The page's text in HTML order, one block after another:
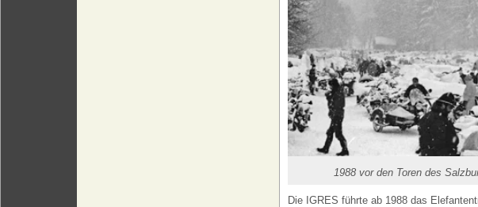
1988 vor den Toren des
Die IGRES führte ab 1988 das